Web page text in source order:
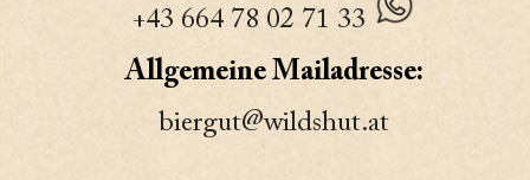
+43 664 78 02 71 33
Allgemeine Mailadresse:
biergut@wildshut.at